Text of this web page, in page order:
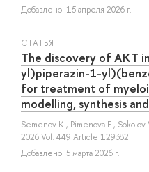
Добавлено: 15 апреля 2026 г.
СТАТЬЯ
The discovery of AKT
yl)piperazin-1-
for treatment of
modelling, synthesis
Semenov K., Pimenova E., Sokolov
2026 Vol. 449 Article 129382
Добавлено: 5 марта 2026 г.